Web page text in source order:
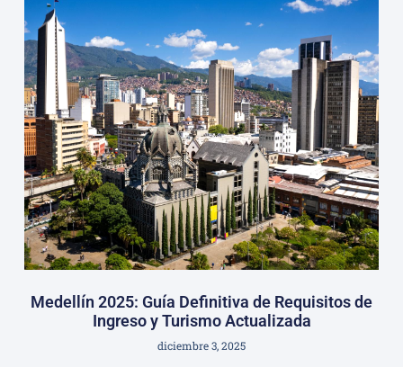
Medellín 2025: Guía Definitiva de Requisitos de
Ingreso y Turismo Actualizada
diciembre 3, 2025